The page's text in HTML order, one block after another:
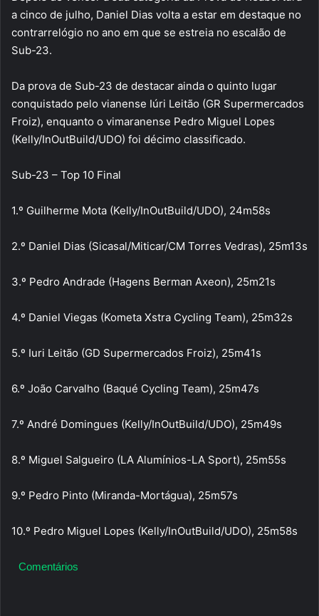
a cinco de julho, Daniel Dias volta a estar em destaque no
contrarrelógio no ano em que se estreia no escalão de
Sub-23.
Da prova de Sub-23 de destacar ainda o quinto lugar
conquistado pelo vianense Iúri Leitão (GR Supermercados
Froiz), enquanto o vimaranense Pedro Miguel Lopes
(Kelly/InOutBuild/UDO) foi décimo classificado.
Sub-23 – Top 10 Final
1.º Guilherme Mota (Kelly/InOutBuild/UDO), 24m58s
2.º Daniel Dias (Sicasal/Miticar/CM Torres Vedras), 25m13s
3.º Pedro Andrade (Hagens Berman Axeon), 25m21s
4.º Daniel Viegas (Kometa Xstra Cycling Team), 25m32s
5.º Iuri Leitão (GD Supermercados Froiz), 25m41s
6.º João Carvalho (Baqué Cycling Team), 25m47s
7.º André Domingues (Kelly/InOutBuild/UDO), 25m49s
8.º Miguel Salgueiro (LA Alumínios-LA Sport), 25m55s
9.º Pedro Pinto (Miranda-Mortágua), 25m57s
10.º Pedro Miguel Lopes (Kelly/InOutBuild/UDO), 25m58s
Comentários